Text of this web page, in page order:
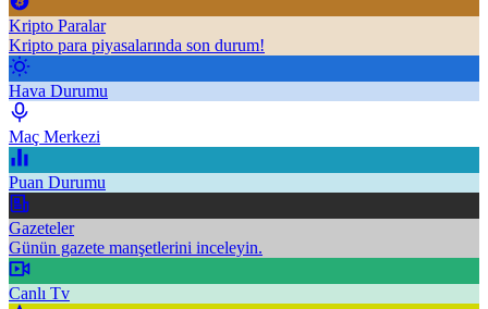
Kripto Paralar
Kripto para piyasalarında son durum!
Hava Durumu
Maç Merkezi
Puan Durumu
Gazeteler
Günün gazete manşetlerini inceleyin.
Canlı Tv